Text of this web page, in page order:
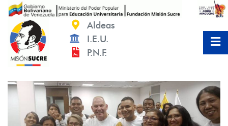
Saltar
contenido
Aldeas
I.E.U.
P.N.F.